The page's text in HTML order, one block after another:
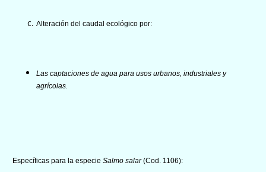
Alteración del caudal ecológico por:
Las captaciones de agua para usos urbanos, industriales y
agrícolas.
Específicas para la especie Salmo salar(Cod. 1106):